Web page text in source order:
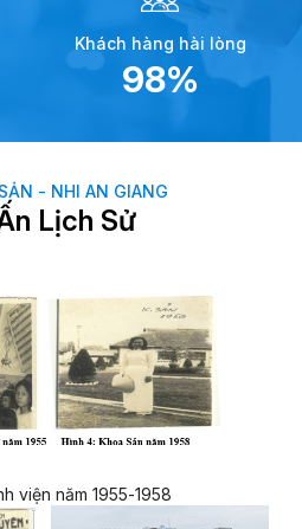
Khách hàng hài lòng
98
- NHI AN GIANG
Lịch Sử
viện năm 1955-1958